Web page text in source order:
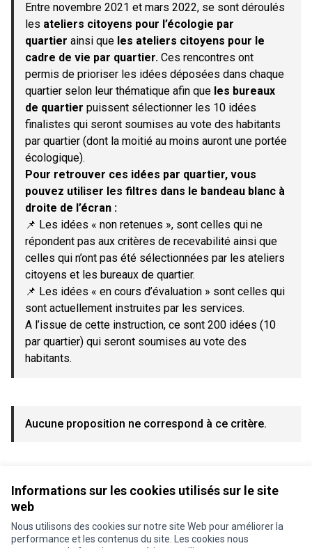
Informations sur les cookies utilisés sur le site
web
Nous utilisons des cookies sur notre site Web pour améliorer la
performance et les contenus du site. Les cookies nous
Entre novembre 2021 et mars 2022, se sont déroulés
les ateliers citoyens pour l’écologie par
quartier ainsi que les ateliers citoyens pour le
cadre de vie par quartier. Ces rencontres ont
permis de prioriser les idées déposées dans chaque
quartier selon leur thématique afin que les bureaux
de quartier puissent sélectionner les 10 idées
finalistes qui seront soumises au vote des habitants
par quartier (dont la moitié au moins auront une portée
écologique).
Pour retrouver ces idées par quartier, vous
pouvez utiliser les filtres dans le bandeau blanc à
droite de l’écran :
📌 Les idées « non retenues », sont celles qui ne
répondent pas aux critères de recevabilité ainsi que
celles qui n’ont pas été sélectionnées par les ateliers
citoyens et les bureaux de quartier.
📌 Les idées « en cours d’évaluation » sont celles qui
sont actuellement instruites par les services.
A l’issue de cette instruction, ce sont 200 idées (10
par quartier) qui seront soumises au vote des
habitants.
Aucune proposition ne correspond à ce critère.
Conditions d'utilisation
Paramètres des cookies